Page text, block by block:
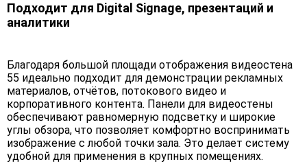
Подходит для Digital Signage, презентаций и
аналитики
Благодаря большой площади отображения видеостена
55 идеально подходит для демонстрации рекламных
материалов, отчётов, потокового видео и
корпоративного контента. Панели для видеостены
обеспечивают равномерную подсветку и широкие
углы обзора, что позволяет комфортно воспринимать
изображение с любой точки зала. Это делает систему
удобной для применения в крупных помещениях.